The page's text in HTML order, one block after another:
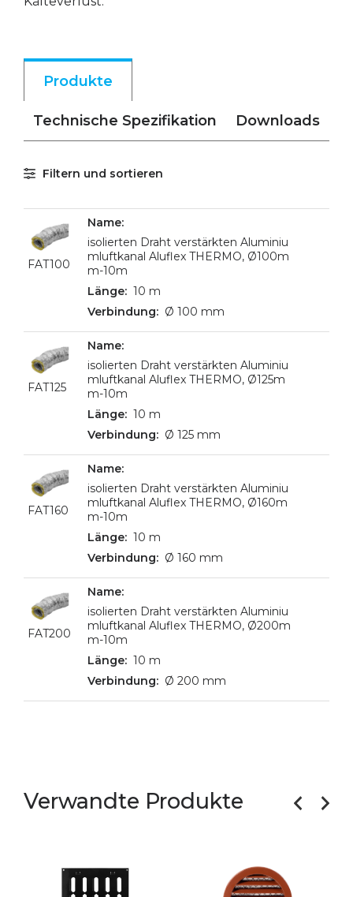
Produkte
Technische Spezifikation Downloads
Filtern und sortieren
FAT100
isolierten Draht verstärkten Aluminiu
mluftkanal Aluflex THERMO, Ø100m
m-10m
10 m
Ø 100 mm
FAT125
isolierten Draht verstärkten Aluminiu
mluftkanal Aluflex THERMO, Ø125m
m-10m
10 m
Ø 125 mm
FAT160
isolierten Draht verstärkten Aluminiu
mluftkanal Aluflex THERMO, Ø160m
m-10m
10 m
Ø 160 mm
FAT200
isolierten Draht verstärkten Aluminiu
mluftkanal Aluflex THERMO, Ø200m
m-10m
10 m
Ø 200 mm
Verwandte Produkte